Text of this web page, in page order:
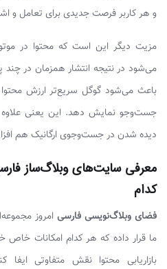
و هر کاربر فرصت جدیدی برای تعامل و
مزیت دیگر این است که محتوا در
می‌شود در نتیجه انتشار همزمان در چند
باعث می‌شود گوگل سریع‌تر ارزش
جست‌وجو نمایش دهد. این یعنی
دیده شدن در جست‌وجوی ارگانیک هم
معرفی سایت‌های وبلاگ‌ساز
کدام
فضای وبلاگ‌نویسی فارسی امروز
ما قرار داده که هر کدام امکانات خاص
بازاریابی محتوا نقش متفاوتی ایفا